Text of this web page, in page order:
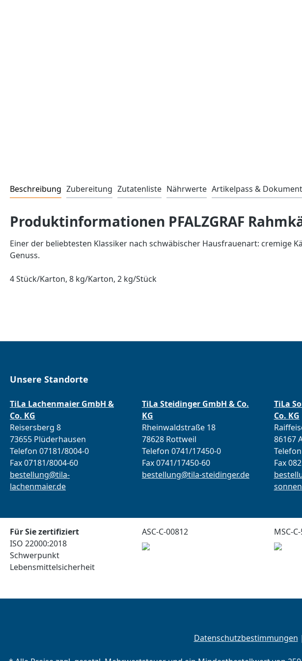
Beschreibung Zubereitung Zutatenliste Nährwerte Artikelpass &
Produktinformationen PFALZGRAF
Einer der beliebtesten Klassiker nach schwäbischer Hausfrauenart: cremige
Genuss.
4 Stück/Karton, 8 kg/Karton, 2 kg/Stück
Unsere Standorte
TiLa Lachenmaier GmbH &
Co. KG
Reisersberg 8
73655 Plüderhausen
Telefon 07181/8004-0
Fax 07181/8004-60
bestellung@tila-
lachenmaier.de
TiLa Steidinger GmbH & Co.
KG
Rheinwaldstraße 18
78628 Rottweil
Telefon 0741/17450-0
Fax 0741/17450-60
bestellung@tila-steidinger.de
TiLa
Co. KG
86167
Fax
Für Sie zertifiziert
ISO 22000:2018
Schwerpunkt
Lebensmittelsicherheit
ASC-C-00812 MSC-
Datenschutzbestimmungen |